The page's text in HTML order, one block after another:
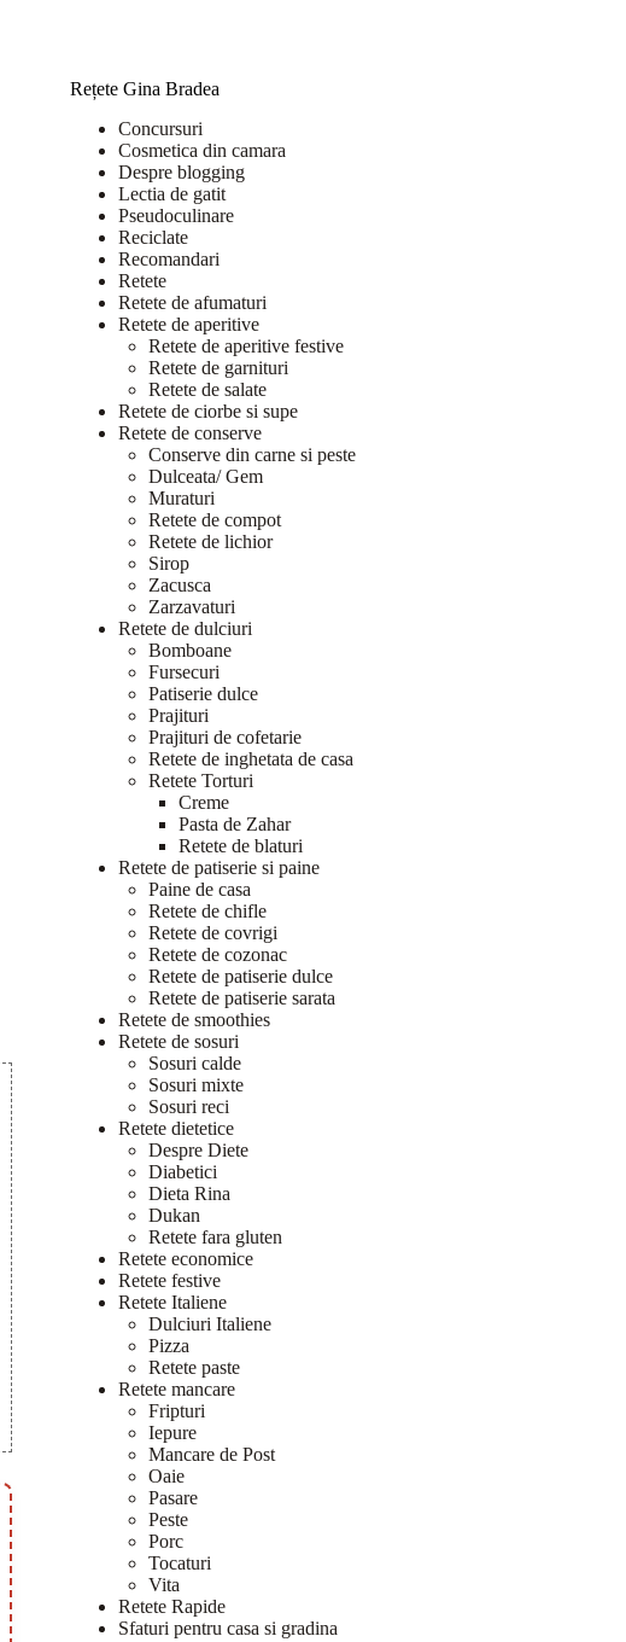
Rețete Gina Bradea
Concursuri
Cosmetica din camara
Despre blogging
Lectia de gatit
Pseudoculinare
Reciclate
Recomandari
Retete
Retete de afumaturi
Retete de aperitive
Retete de aperitive festive
Retete de garnituri
Retete de salate
Retete de ciorbe si supe
Retete de conserve
Conserve din carne si peste
Dulceata/ Gem
Muraturi
Retete de compot
Retete de lichior
Sirop
Zacusca
Zarzavaturi
Retete de dulciuri
Bomboane
Fursecuri
Patiserie dulce
Prajituri
Prajituri de cofetarie
Retete de inghetata de casa
Retete Torturi
Creme
Pasta de Zahar
Retete de blaturi
Retete de patiserie si paine
Paine de casa
Retete de chifle
Retete de covrigi
Retete de cozonac
Retete de patiserie dulce
Retete de patiserie sarata
Retete de smoothies
Retete de sosuri
Sosuri calde
Sosuri mixte
Sosuri reci
Retete dietetice
Despre Diete
Diabetici
Dieta Rina
Dukan
Retete fara gluten
Retete economice
Retete festive
Retete Italiene
Dulciuri Italiene
Pizza
Retete paste
Retete mancare
Fripturi
Iepure
Mancare de Post
Oaie
Pasare
Peste
Porc
Tocaturi
Vita
Retete Rapide
Sfaturi pentru casa si gradina